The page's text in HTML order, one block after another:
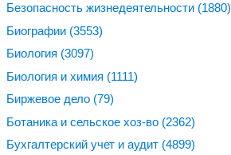
Безопасность жизнедеятельности (1880)
Биографии (3553)
Биология (3097)
Биология и химия (1111)
Биржевое дело (79)
Ботаника и сельское хоз-во (2362)
Бухгалтерский учет и аудит (4899)